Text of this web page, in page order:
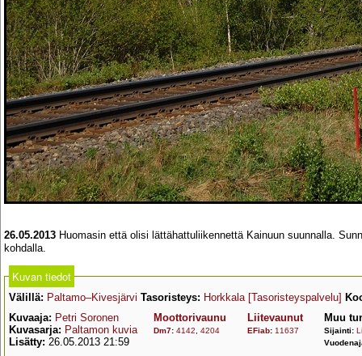
26.05.2013 Huomasin että olisi lättähattuliikennettä Kainuun suunnalla.
kohdalla.
Kuvan tiedot
Välillä: Paltamo–Kivesjärvi Tasoristeys: Horkkala [Tasoristeyspalvelu]
Kuvaaja: Petri Soronen
Kuvasarja: Paltamon kuvia
Lisätty: 26.05.2013 21:59
Moottorivaunu
Dm7: 4142 4204
Liitevaunut
EFiab: 11637
Muu
Sijainti: